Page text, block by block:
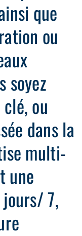
que
ou
soyez
ou
dans la
multi-
une
7,